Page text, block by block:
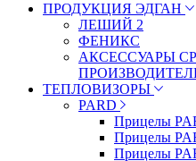
ПРОДУКЦИЯ ЭДГАН
ЛЕШИЙ 2
ФЕНИКС
АКСЕССУАРЫ
ТЕПЛОВИЗОРЫ
PARD
Прицелы
Прицелы
Прицелы